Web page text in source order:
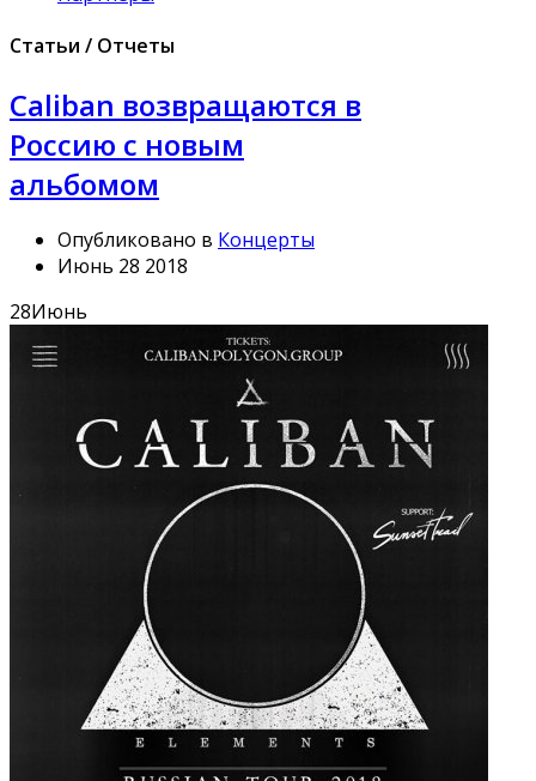
Статьи / Отчеты
Caliban возвращаются в
Россию с новым
альбомом
Опубликовано в Концерты
Июнь 28 2018
28Июнь